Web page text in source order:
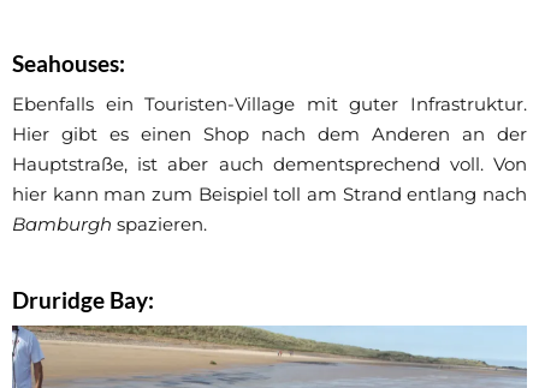
Seahouses:
Ebenfalls ein Touristen-Village mit guter Infrastruktur.
Hier gibt es einen Shop nach dem Anderen an der
Hauptstraße, ist aber auch dementsprechend voll. Von
hier kann man zum Beispiel toll am Strand entlang nach
Bamburgh spazieren.
Druridge Bay: